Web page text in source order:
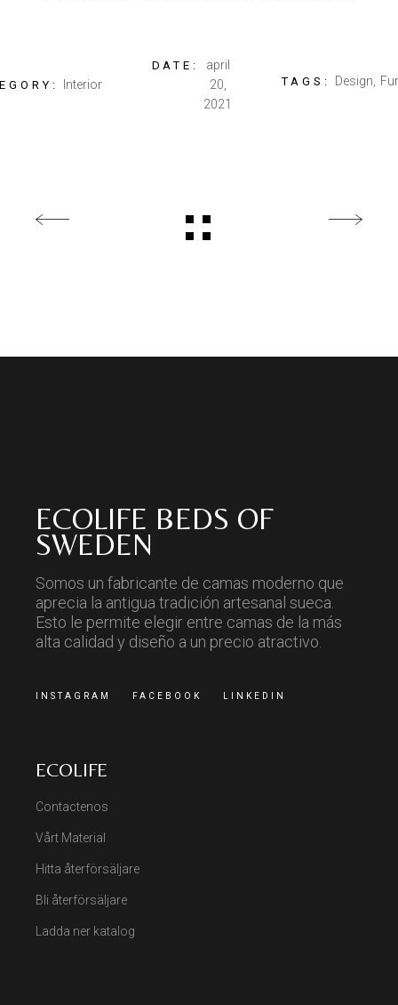
Interior
DATE:
april
20,
2021
TAGS: Design
ECOLIFE BEDS OF
SWEDEN
Somos un fabricante de camas moderno que
aprecia la antigua tradición artesanal sueca.
Esto le permite elegir entre camas de la más
alta calidad y diseño a un precio atractivo.
INSTAGRAM FACEBOOK LINKEDIN
ECOLIFE
Contactenos
Vårt Material
Hitta återförsäljare
Bli återförsäljare
Ladda ner katalog